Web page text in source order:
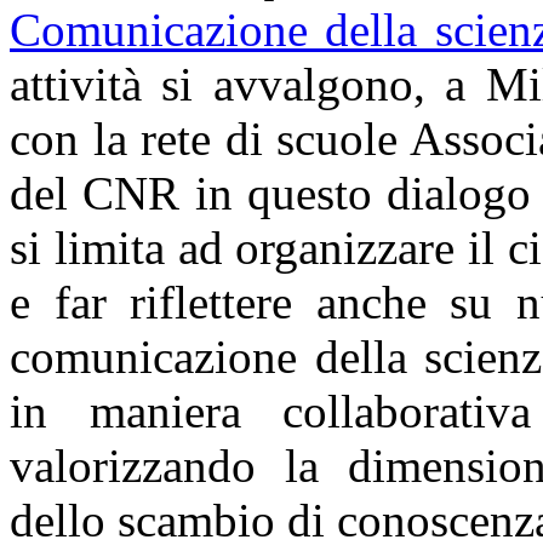
Comunicazione della
attività si avvalgono, a
con la rete di scuole
del CNR in questo
si limita ad organizzare il
e far riflettere anche su
comunicazione della
in maniera
valorizzando la
dello scambio di